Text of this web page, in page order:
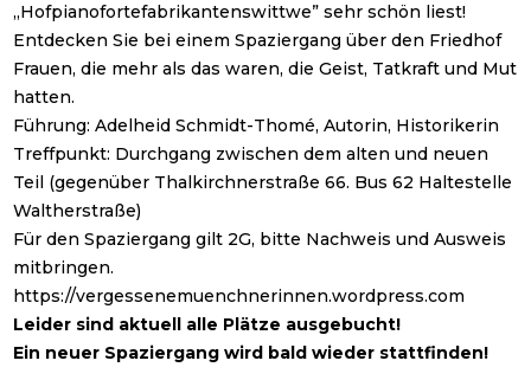
„Hofpianofortefabrikantenswittwe” sehr schön liest!
Entdecken Sie bei einem Spaziergang über den Friedhof
Frauen, die mehr als das waren, die Geist, Tatkraft und Mut
hatten.
Führung: Adelheid Schmidt-Thomé, Autorin, Historikerin
Treffpunkt: Durchgang zwischen dem alten und neuen
Teil (gegenüber Thalkirchnerstraße 66. Bus 62 Haltestelle
Waltherstraße)
Für den Spaziergang gilt 2G, bitte Nachweis und Ausweis
mitbringen.
https://vergessenemuenchnerinnen.wordpress.com
Leider sind aktuell alle Plätze ausgebucht!
Ein neuer Spaziergang wird bald wieder stattfinden!